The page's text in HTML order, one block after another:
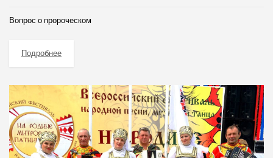
Вопрос о пророческом
Подробнее